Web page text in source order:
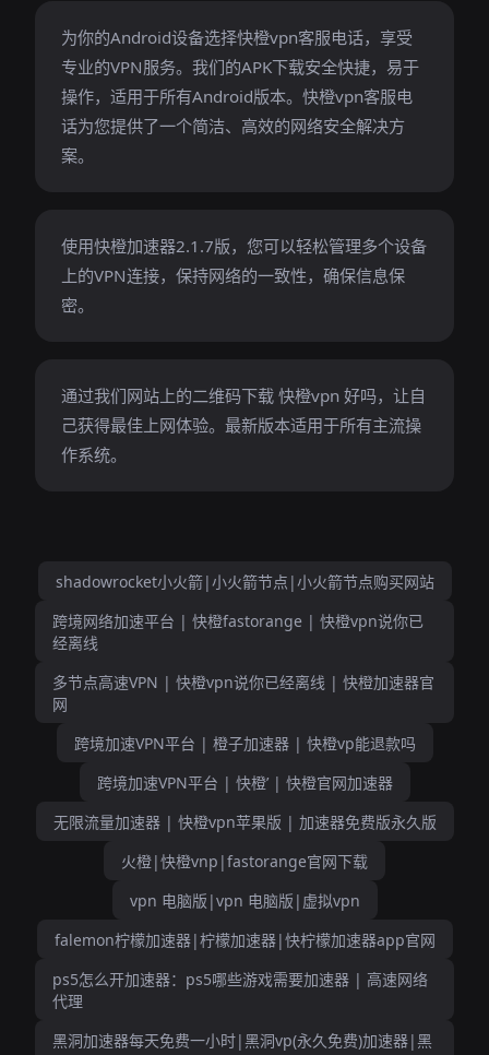
为你的Android设备选择快橙vpn客服电话，享受
专业的VPN服务。我们的APK下载安全快捷，易于
操作，适用于所有Android版本。快橙vpn客服电
话为您提供了一个简洁、高效的网络安全解决方
案。
使用快橙加速器2.1.7版，您可以轻松管理多个设备
上的VPN连接，保持网络的一致性，确保信息保
密。
通过我们网站上的二维码下载 快橙vpn 好吗，让自
己获得最佳上网体验。最新版本适用于所有主流操
作系统。
shadowrocket小火箭|小火箭节点|小火箭节点购买网站
跨境网络加速平台 | 快橙fastorange | 快橙vpn说你已
经离线
多节点高速VPN | 快橙vpn说你已经离线 | 快橙加速器官
网
跨境加速VPN平台 | 橙子加速器 | 快橙vp能退款吗
跨境加速VPN平台 | 快橙’ | 快橙官网加速器
无限流量加速器 | 快橙vpn苹果版 | 加速器免费版永久版
火橙|快橙vnp|fastorange官网下载
vpn 电脑版|vpn 电脑版|虚拟vpn
falemon柠檬加速器|柠檬加速器|快柠檬加速器app官网
ps5怎么开加速器：ps5哪些游戏需要加速器 | 高速网络
代理
黑洞加速器每天免费一小时|黑洞vp(永久免费)加速器|黑